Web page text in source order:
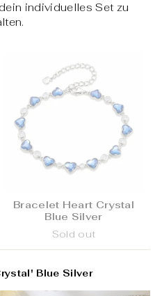
individuelles Set zu
Bracelet Heart Crystal
Blue Silver
Sold out
Blue Silver